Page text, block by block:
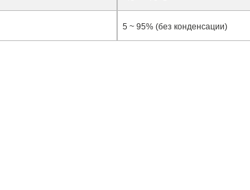
5 ~ 95% (без конденсации)